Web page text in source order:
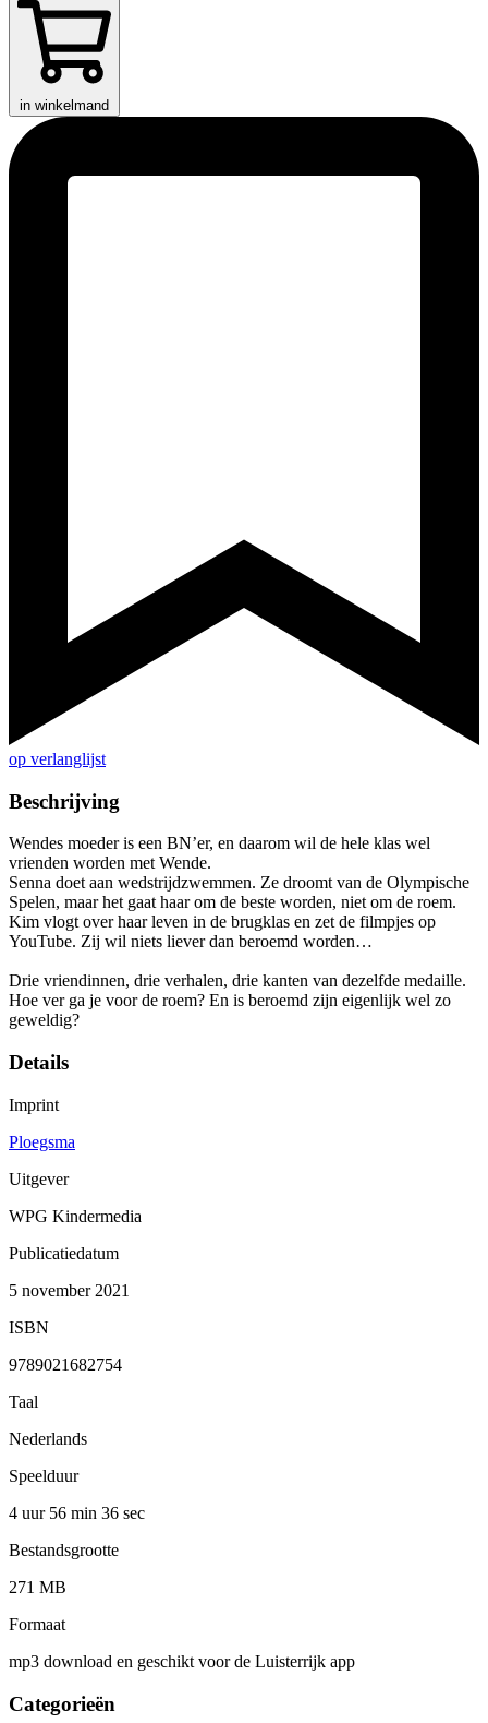
in winkelmand
op verlanglijst
Beschrijving
Wendes moeder is een BN’er, en daarom wil de hele klas wel
vrienden worden met Wende.
Senna doet aan wedstrijdzwemmen. Ze droomt van de Olympische
Spelen, maar het gaat haar om de beste worden, niet om de roem.
Kim vlogt over haar leven in de brugklas en zet de filmpjes op
YouTube. Zij wil niets liever dan beroemd worden…
Drie vriendinnen, drie verhalen, drie kanten van dezelfde medaille.
Hoe ver ga je voor de roem? En is beroemd zijn eigenlijk wel zo
geweldig?
Details
Imprint
Ploegsma
Uitgever
WPG Kindermedia
Publicatiedatum
5 november 2021
ISBN
9789021682754
Taal
Nederlands
Speelduur
4 uur 56 min 36 sec
Bestandsgrootte
271 MB
Formaat
mp3 download en geschikt voor de Luisterrijk app
Categorieën